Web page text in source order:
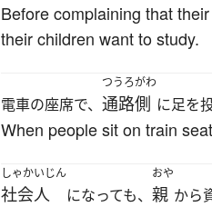
Before complaining that
their children want to study.
電車の座席で、
つうろがわ
通路側 に足を
When people sit on train
しゃかいじん
社会人 になっても、
おや
親 から